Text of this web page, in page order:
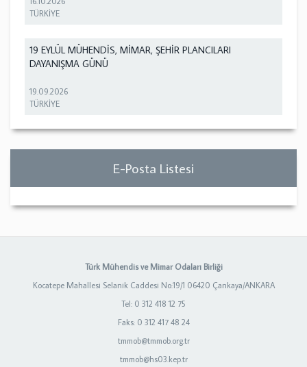
TÜRKİYE
19 EYLÜL MÜHENDİS, MİMAR, ŞEHİR PLANCILARI
DAYANIŞMA GÜNÜ
19.09.2026
TÜRKİYE
E-Posta Listesi
Türk Mühendis ve Mimar Odaları Birliği
Kocatepe Mahallesi Selanik Caddesi No:19/1 06420 Çankaya/ANKARA
Tel: 0 312 418 12 75
Faks: 0 312 417 48 24
tmmob@tmmob.org.tr
tmmob@hs03.kep.tr